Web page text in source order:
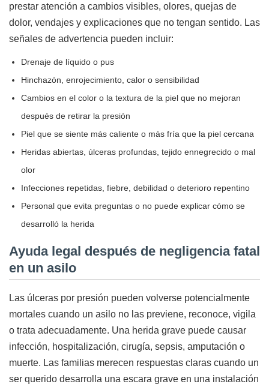
prestar atención a cambios visibles, olores, quejas de
dolor, vendajes y explicaciones que no tengan sentido. Las
señales de advertencia pueden incluir:
Drenaje de líquido o pus
Hinchazón, enrojecimiento, calor o sensibilidad
Cambios en el color o la textura de la piel que no mejoran
después de retirar la presión
Piel que se siente más caliente o más fría que la piel cercana
Heridas abiertas, úlceras profundas, tejido ennegrecido o mal
olor
Infecciones repetidas, fiebre, debilidad o deterioro repentino
Personal que evita preguntas o no puede explicar cómo se
desarrolló la herida
Ayuda legal después de negligencia fatal
en un asilo
Las úlceras por presión pueden volverse potencialmente
mortales cuando un asilo no las previene, reconoce, vigila
o trata adecuadamente. Una herida grave puede causar
infección, hospitalización, cirugía, sepsis, amputación o
muerte. Las familias merecen respuestas claras cuando un
ser querido desarrolla una escara grave en una instalación